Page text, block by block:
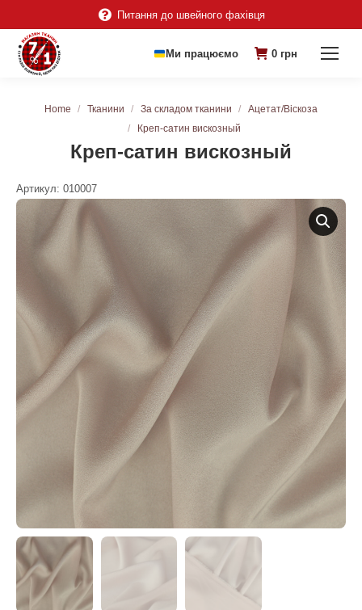
Питання до швейного фахівця
Ми працюємо 0 грн
Креп-сатин вискозный
You are here:
Home Тканини За складом тканини
Ацетат/Віскоза
Креп-сатин вискозный
Артикул: 010007